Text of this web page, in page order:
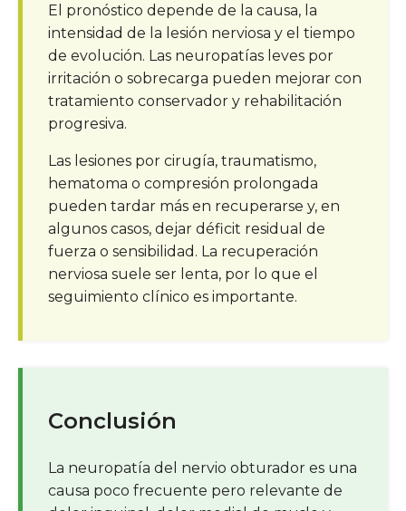
El pronóstico depende de la causa, la
intensidad de la lesión nerviosa y el tiempo
de evolución. Las neuropatías leves por
irritación o sobrecarga pueden mejorar con
tratamiento conservador y rehabilitación
progresiva.
Las lesiones por cirugía, traumatismo,
hematoma o compresión prolongada
pueden tardar más en recuperarse y, en
algunos casos, dejar déficit residual de
fuerza o sensibilidad. La recuperación
nerviosa suele ser lenta, por lo que el
seguimiento clínico es importante.
Conclusión
La neuropatía del nervio obturador es una
causa poco frecuente pero relevante de